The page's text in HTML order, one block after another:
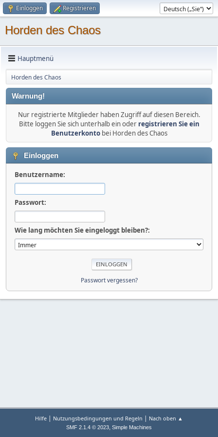
Einloggen Registrieren
Horden des Chaos
Hauptmenü
Horden des Chaos
Warnung!
Nur registrierte Mitglieder haben Zugriff auf diesen Bereich.
Bitte loggen Sie sich unterhalb ein oder registrieren Sie ein
Benutzerkontobei Horden des Chaos
Einloggen
Benutzername:
Passwort:
Wie lang möchten Sie eingeloggt bleiben?:
Passwort vergessen?
Hilfe | Nutzungsbedingungen und Regeln | Nach oben ▲
SMF 2.1.4 © 2023, Simple Machines